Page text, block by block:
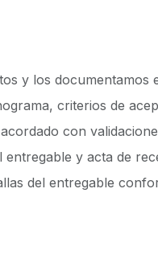
y los
criterios de
con
entregable y acta de
del entregable